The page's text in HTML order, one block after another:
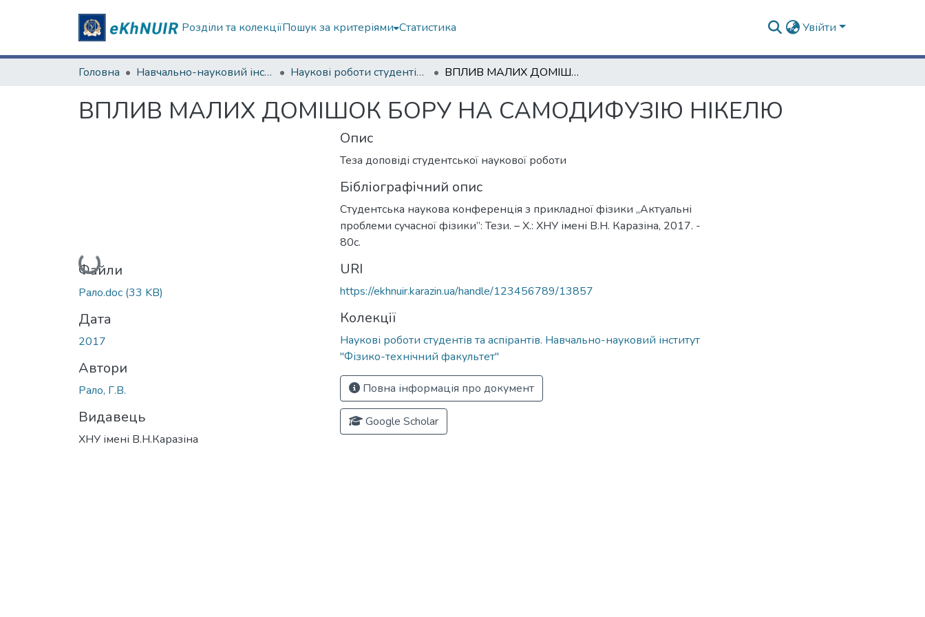
Розділи та колекціїПошук за критеріями Статистика Увійти
Головна Навчально-науковий інститут "Фізико-технічний факультет" Наукові роботи студентів та аспірантів. Навчально-науковий інститут "Фізико-технічний факультет" ВПЛИВ МАЛИХ ДОМІШОК БОРУ НА САМОДИФУЗІЮ НІКЕЛЮ
ВПЛИВ МАЛИХ ДОМІШОК БОРУ НА САМОДИФУЗІЮ НІКЕЛЮ
Вантажиться...
Файли
Рало.doc (33 KB)
Дата
2017
Автори
Рало, Г.В.
Видавець
ХНУ імені В.Н.Каразіна
Опис
Теза доповіді студентської наукової роботи
Бібліографічний опис
Студентська наукова конференція з прикладної фізики „Актуальні
проблеми сучасної фізики”: Тези. – Х.: ХНУ імені В.Н. Каразіна, 2017. -
80с.
URI
https://ekhnuir.karazin.ua/handle/123456789/13857
Колекції
Наукові роботи студентів та аспірантів. Навчально-науковий інститут
"Фізико-технічний факультет"
Повна інформація про документ
Google Scholar